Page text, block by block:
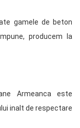
gamele de beton
producem la
Armeanca este
inalt de respectare